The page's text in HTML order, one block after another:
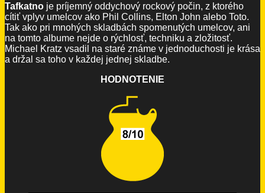
Tafkatno je príjemný oddychový rockový počin, z ktorého
cítiť vplyv umelcov ako Phil Collins, Elton John alebo Toto.
Tak ako pri mnohých skladbách spomenutých umelcov, ani
na tomto albume nejde o rýchlosť, techniku a zložitosť.
Michael Kratz vsadil na staré známe v jednoduchosti je krása
a držal sa toho v každej jednej skladbe.
HODNOTENIE